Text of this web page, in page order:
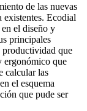
de las nuevas
existentes. Ecodial
el diseño y
principales
productividad que
ergonómico que
calcular las
el esquema
que pude ser